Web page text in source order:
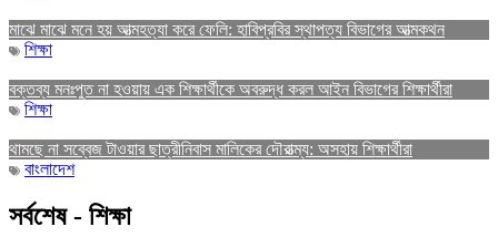
মাঝে মাঝে মনে হয় আত্মহত্যা করে ফেলি: হাবিপ্রবির স্থাপত্য বিভাগের আত্মকথন
শিক্ষা
বক্তব্য মনঃপুত না হওয়ায় এক শিক্ষার্থীকে অবরুদ্ধ করল আইন বিভাগের শিক্ষার্থীরা
শিক্ষা
থামছে না সব্বেজ টাওয়ার ছাত্রীনিবাস মালিকের দৌরাত্ম্য: অসহায় শিক্ষার্থীরা
বাংলাদেশ
সর্বশেষ - শিক্ষা